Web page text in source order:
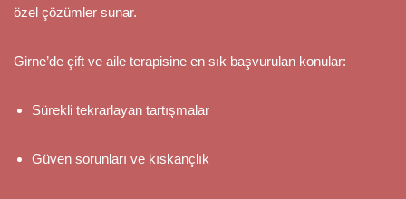
özel çözümler sunar.
Girne’de çift ve aile terapisine en sık başvurulan konular:
Sürekli tekrarlayan tartışmalar
Güven sorunları ve kıskançlık